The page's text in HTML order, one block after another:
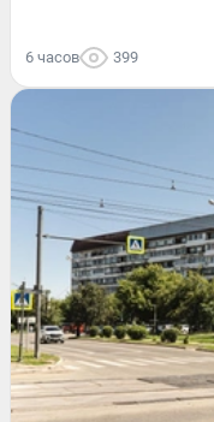
6 часов 399